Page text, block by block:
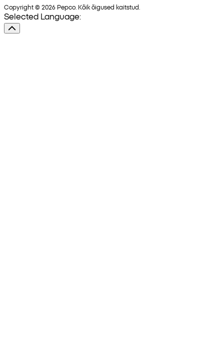
Copyright © 2026 Pepco. Kõik õigused kaitstud.
Selected Language: